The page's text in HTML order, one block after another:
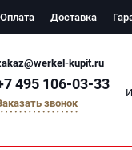
Оплата Доставка
kupit.ru
495 106-03-33
звонок